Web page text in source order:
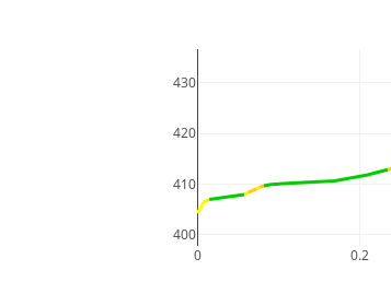
0 0.2
400
410
420
430